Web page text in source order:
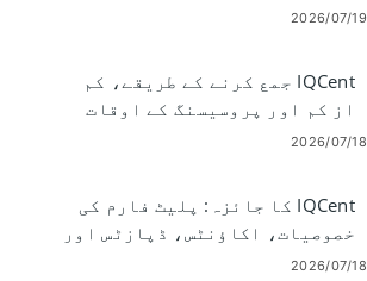
2026/07/19
IQCent جمع کرنے کے طریقے، کم
از کم اور پروسیسنگ کے اوقات
2026/07/18
IQCent کا جائزہ: پلیٹ فارم کی
خصوصیات، اکاؤنٹس، ڈپازٹس اور
ٹریڈنگ
2026/07/18